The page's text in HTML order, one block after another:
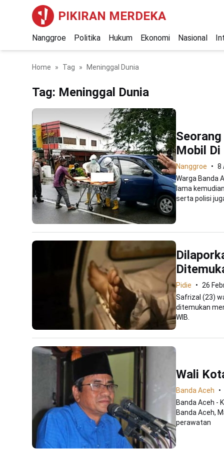
PIKIRAN MERDEKA
Nanggroe Politika Hukum Ekonomi Nasional
Home Tag Meninggal Dunia
Tag: Meninggal Dunia
Mobil Di
Nanggroe
8
Warga Banda
lama
serta polisi
Pidie
26
Safrizal (23)
ditemukan
WIB.
Wali
Banda Aceh
Banda Aceh -
Banda Aceh,
perawatan